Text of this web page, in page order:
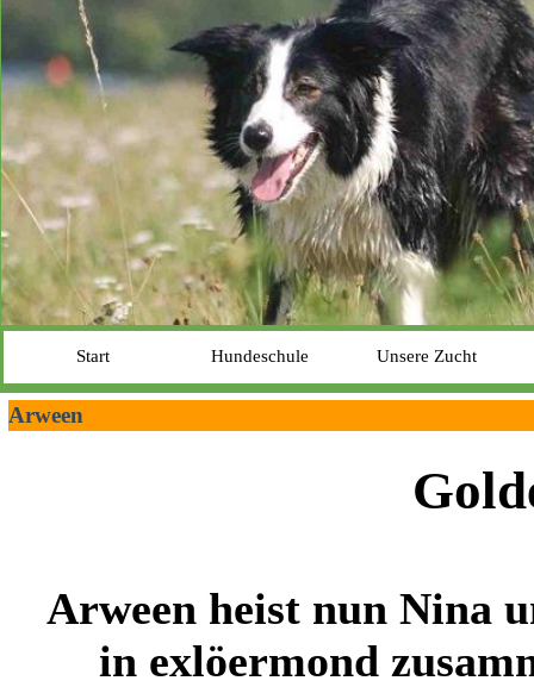
Start Hundeschule Unsere Zucht
Arween
Arween heist nun Nina
in exlöermond